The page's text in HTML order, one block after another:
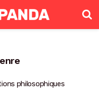
philosophiques